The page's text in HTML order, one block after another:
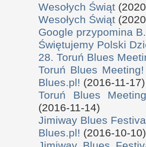
Wesołych Świąt
Wesołych Świąt
Google przypomina
Świętujemy Polski
28. Toruń Blues
Toruń Blues
Blues.pl! (2016-11-17)
Toruń Blues
(2016-11-14)
Jimiway Blues
Blues.pl! (2016-10-10)